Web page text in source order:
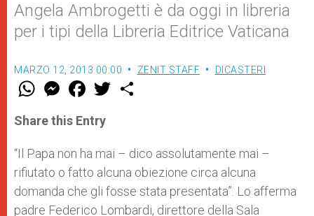
Angela Ambrogetti è da oggi in libreria
per i tipi della Libreria Editrice Vaticana
MARZO 12, 2013 00:00 ZENIT STAFF DICASTERI
W
t
s
p
p
M
e
s
e
g
e
r
F
a
e
b
o
k
w
r
Share this Entry
“Il Papa non ha mai – dico assolutamente mai –
rifiutato o fatto alcuna obiezione circa alcuna
domanda che gli fosse stata presentata”. Lo afferma
padre Federico Lombardi, direttore della Sala